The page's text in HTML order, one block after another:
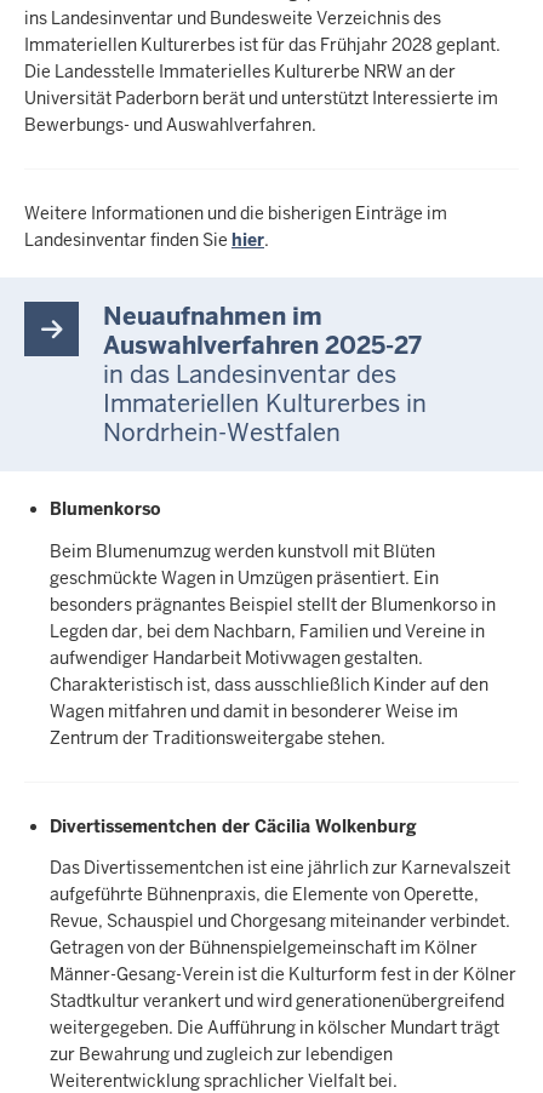
ins Landesinventar und Bundesweite Verzeichnis des
Immateriellen Kulturerbes ist für das Frühjahr 2028 geplant.
Die Landesstelle Immaterielles Kulturerbe NRW an der
Universität Paderborn berät und unterstützt Interessierte im
Bewerbungs- und Auswahlverfahren.
Weitere Informationen und die bisherigen Einträge im
Landesinventar finden Sie hier.
Neuaufnahmen im
Auswahlverfahren 2025-27
in das Landesinventar des
Immateriellen Kulturerbes in
Nordrhein-Westfalen
Blumenkorso
Beim Blumenumzug werden kunstvoll mit Blüten
geschmückte Wagen in Umzügen präsentiert. Ein
besonders prägnantes Beispiel stellt der Blumenkorso in
Legden dar, bei dem Nachbarn, Familien und Vereine in
aufwendiger Handarbeit Motivwagen gestalten.
Charakteristisch ist, dass ausschließlich Kinder auf den
Wagen mitfahren und damit in besonderer Weise im
Zentrum der Traditionsweitergabe stehen.
Divertissementchen der Cäcilia Wolkenburg
Das Divertissementchen ist eine jährlich zur Karnevalszeit
aufgeführte Bühnenpraxis, die Elemente von Operette,
Revue, Schauspiel und Chorgesang miteinander verbindet.
Getragen von der Bühnenspielgemeinschaft im Kölner
Männer-Gesang-Verein ist die Kulturform fest in der Kölner
Stadtkultur verankert und wird generationenübergreifend
weitergegeben. Die Aufführung in kölscher Mundart trägt
zur Bewahrung und zugleich zur lebendigen
Weiterentwicklung sprachlicher Vielfalt bei.